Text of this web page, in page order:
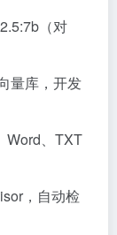
（对
量库，开发
Word、TXT
，自动检